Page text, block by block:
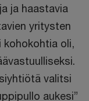
ja haastavia
yritysten
kohokohtia oli,
valitsi
aukesi”